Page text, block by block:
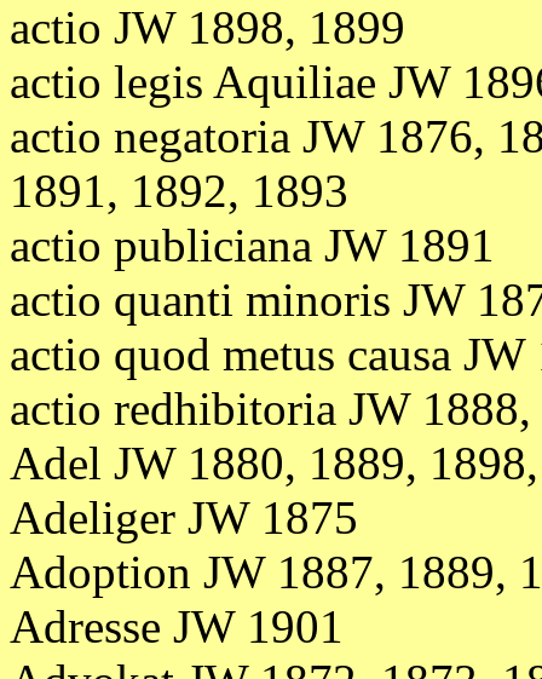
actio JW 1898, 1899
actio legis Aquiliae JW
actio negatoria JW 1876,
1891, 1892, 1893
actio publiciana JW 1891
actio quanti minoris JW
actio quod metus causa JW
actio redhibitoria JW
Adel JW 1880, 1889,
Adeliger JW 1875
Adoption JW 1887, 1889,
Adresse JW 1901